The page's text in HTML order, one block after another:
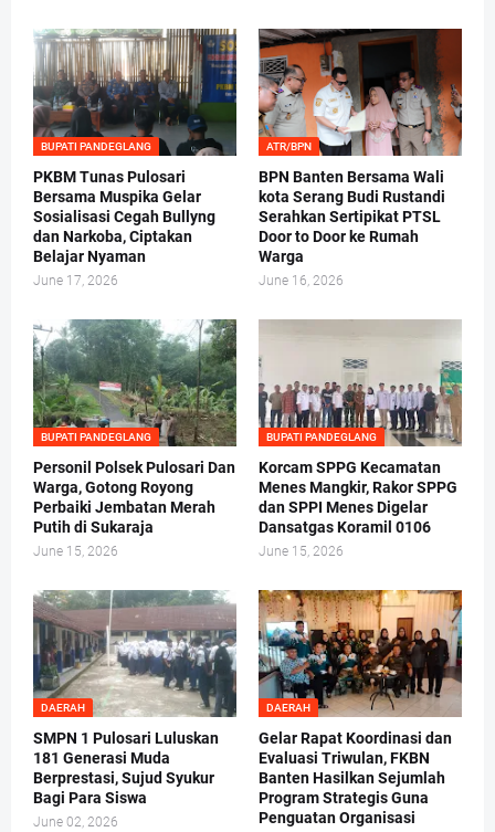
BUPATI PANDEGLANG
PKBM Tunas Pulosari
Bersama Muspika Gelar
Sosialisasi Cegah Bullyng
dan Narkoba, Ciptakan
Belajar Nyaman
June 17, 2026
ATR/BPN
BPN Banten Bersama Wali
kota Serang Budi Rustandi
Serahkan Sertipikat PTSL
Door to Door ke Rumah
Warga
June 16, 2026
BUPATI PANDEGLANG
Personil Polsek Pulosari Dan
Warga, Gotong Royong
Perbaiki Jembatan Merah
Putih di Sukaraja
June 15, 2026
BUPATI PANDEGLANG
Korcam SPPG Kecamatan
Menes Mangkir, Rakor SPPG
dan SPPI Menes Digelar
Dansatgas Koramil 0106
June 15, 2026
DAERAH
SMPN 1 Pulosari Luluskan
181 Generasi Muda
Berprestasi, Sujud Syukur
Bagi Para Siswa
June 02, 2026
DAERAH
Gelar Rapat Koordinasi dan
Evaluasi Triwulan, FKBN
Banten Hasilkan Sejumlah
Program Strategis Guna
Penguatan Organisasi